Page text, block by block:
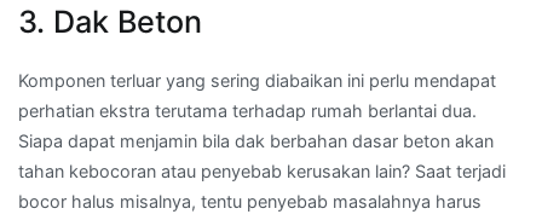
3. Dak Beton
Komponen terluar yang sering diabaikan ini perlu mendapat
perhatian ekstra terutama terhadap rumah berlantai dua.
Siapa dapat menjamin bila dak berbahan dasar beton akan
tahan kebocoran atau penyebab kerusakan lain? Saat terjadi
bocor halus misalnya, tentu penyebab masalahnya harus